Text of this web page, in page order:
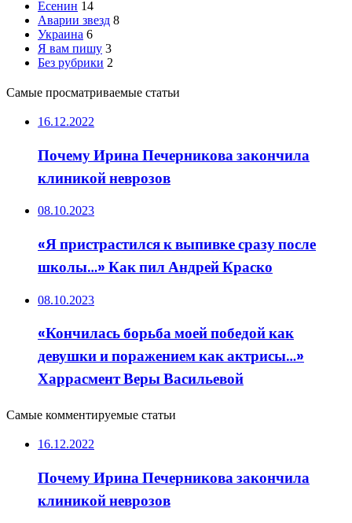
Есенин 14
Аварии звезд 8
Украина 6
Я вам пишу 3
Без рубрики 2
Самые просматриваемые статьи
16.12.2022
Почему Ирина Печерникова закончила
клиникой неврозов
08.10.2023
«Я пристрастился к выпивке сразу после
школы…» Как пил Андрей Краско
08.10.2023
«Кончилась борьба моей победой как
девушки и поражением как актрисы…»
Харрасмент Веры Васильевой
Самые комментируемые статьи
16.12.2022
Почему Ирина Печерникова закончила
клиникой неврозов